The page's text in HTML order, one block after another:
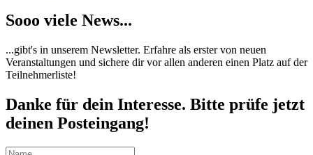
Sooo viele News...
...gibt's in unserem Newsletter. Erfahre als erster von neuen
Veranstaltungen und sichere dir vor allen anderen einen Platz auf der
Teilnehmerliste!
Danke für dein Interesse. Bitte prüfe jetzt
deinen Posteingang!